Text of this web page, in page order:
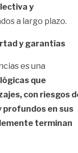
y
a largo plazo.
y garantías
es una
que
con riesgos
profundos en sus
terminan